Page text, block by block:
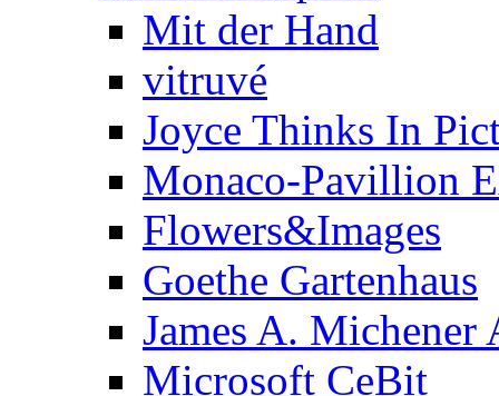
Mit der Hand
vitruvé
Joyce Thinks In
Monaco-Pavillion
Flowers&Images
Goethe Gartenhaus
James A. Michener
Microsoft CeBit